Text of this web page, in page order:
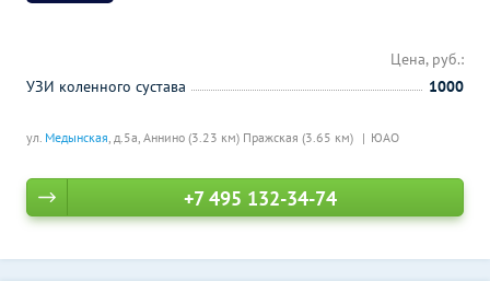
ул. Медынская, д.5а, Аннино (3.23 км) Пражская (3.65 км) ЮАО
Цена, руб.:
УЗИ коленного сустава
1000
+7 495 132-34-74